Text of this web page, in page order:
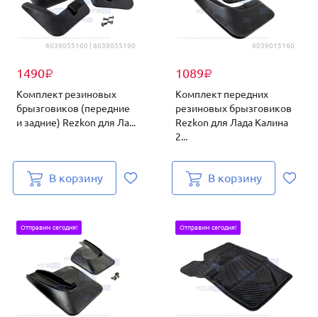
6039055160 | 6039055190
1490₽
Комплект резиновых
брызговиков (передние
и задние) Rezkon для Ла...
В корзину
6039015160
1089₽
Комплект передних
резиновых брызговиков
Rezkon для Лада Калина
2...
В корзину
Отправим сегодня! Отправим сегодня!